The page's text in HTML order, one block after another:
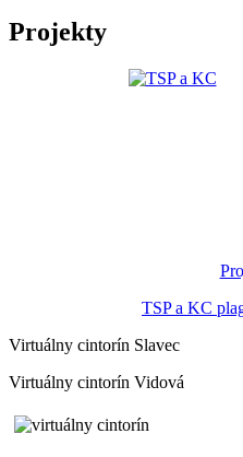
Projekty
TSP a KC
Virtuálny cintorín Slavec
Virtuálny cintorín Vidová